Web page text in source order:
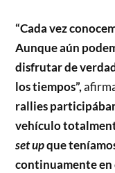
“Cada vez
Aunque aún
disfrutar de
los tiempos”,
rallies
vehículo
set upque
continuamente en